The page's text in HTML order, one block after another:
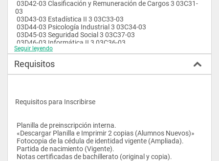
03
03D43-03 Estadística II 3 03C33-03
03D44-03 Psicología Industrial 3 03C34-03
03D45-03 Seguridad Social 3 03C37-03
03D46-03 Informática II 3 03C36-03
03D47-03 Relaciones Laborales y Contrato Colectivo 3
5 03E51-03 Análisis y Evaluació Personal 3 03D41-03
03E52-03 Reclutamiento y Selección de Personal 3 03D42-03
03E55-03 Planificación y Presupuesto 3 Ninguna
03E56-03 Administración Estadal y Municipal 3 03C31-03
6 03F61-03 Pasantias 0 102 créditos aprob.
03F62-03 Trabajo Especial de Grado
Seguir leyendo
Requisitos
Requisitos para Inscribirse
Planilla de preinscripción interna.
«Descargar Planilla e Imprimir 2 copias (Alumnos Nuevos)»
Fotocopia de la cédula de identidad vigente (Ampliada).
Partida de nacimiento (Vigente).
Notas certificadas de bachillerato (original y copia).